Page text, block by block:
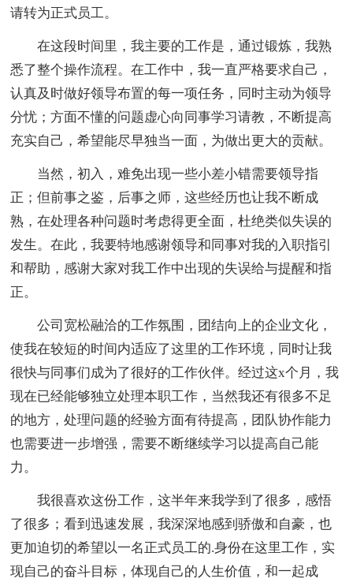
请转为正式员工。
在这段时间里，我主要的工作是，通过锻炼，我熟
悉了整个操作流程。在工作中，我一直严格要求自己，
认真及时做好领导布置的每一项任务，同时主动为领导
分忧；方面不懂的问题虚心向同事学习请教，不断提高
充实自己，希望能尽早独当一面，为做出更大的贡献。
当然，初入，难免出现一些小差小错需要领导指
正；但前事之鉴，后事之师，这些经历也让我不断成
熟，在处理各种问题时考虑得更全面，杜绝类似失误的
发生。在此，我要特地感谢领导和同事对我的入职指引
和帮助，感谢大家对我工作中出现的失误给与提醒和指
正。
公司宽松融洽的工作氛围，团结向上的企业文化，
使我在较短的时间内适应了这里的工作环境，同时让我
很快与同事们成为了很好的工作伙伴。经过这x个月，我
现在已经能够独立处理本职工作，当然我还有很多不足
的地方，处理问题的经验方面有待提高，团队协作能力
也需要进一步增强，需要不断继续学习以提高自己能
力。
我很喜欢这份工作，这半年来我学到了很多，感悟
了很多；看到迅速发展，我深深地感到骄傲和自豪，也
更加迫切的希望以一名正式员工的.身份在这里工作，实
现自己的奋斗目标，体现自己的人生价值，和一起成